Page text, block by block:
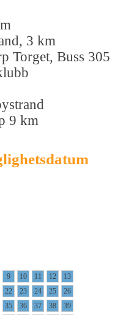
3 km
Torget, Buss 305
9 km
9 10 11 12
13
22 23 24 25
26
35 36 37 38
39